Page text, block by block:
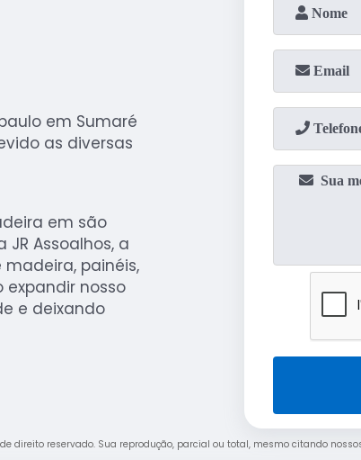
em Sumaré
as diversas
em são
Assoalhos, a
painéis,
expandir nosso
e deixando
de direito reservado. Sua reprodução, parcial ou total, mesmo citando